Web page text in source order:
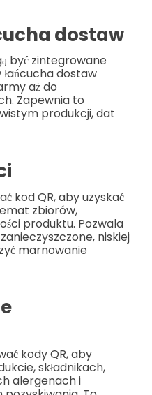
dostaw
być zintegrowane
dostaw
aż do
Zapewnia to
produkcji, dat
kod QR, aby uzyskać
zbiorów,
produktu. Pozwala
niskiej
marnowanie
kody QR, aby
składnikach,
alergenach i